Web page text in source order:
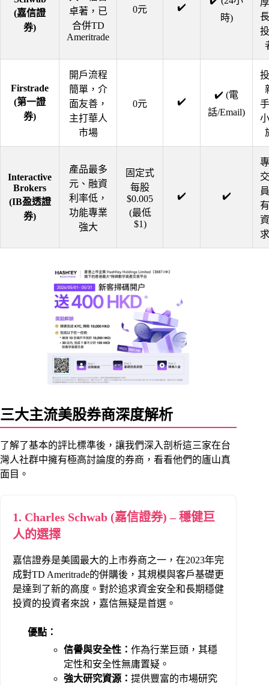
(嘉信證
券)
卓著，已
合併TD
Ameritrade
0元 ✔️
時)
Firstrade
(第一證
券)
開戶流程
簡單，介
面友善，
主打華人
市場
0元 ✔️
✔️ (電
話/Email)
Interactive
Brokers
(IB盈透證
券)
產品最多
元、融資
利率低，
功能專業
強大
固定式
每股
$0.005
(最低
$1)
✔️ ✔️
三大主流美股券商深度解析
了解了基本的評比標準後，讓我們深入剖析這三家在台
灣人社群中擁有極高討論度的券商，看看他們的廬山真
面目。
1. Charles Schwab (嘉信證券) – 穩健巨
人的選擇
嘉信證券是美國最大的上市券商之一，在2023年完
成對TD Ameritrade的併購後，其規模與客戶基礎更
是達到了新的高度。對於追求資金安全和長期穩健
投資的投資者來說，嘉信無疑是首選。
優點：
信譽與安全性： 作為行業巨頭，其穩
定性和安全性無庸置疑。
強大研究資源： 提供豐富的市場研究